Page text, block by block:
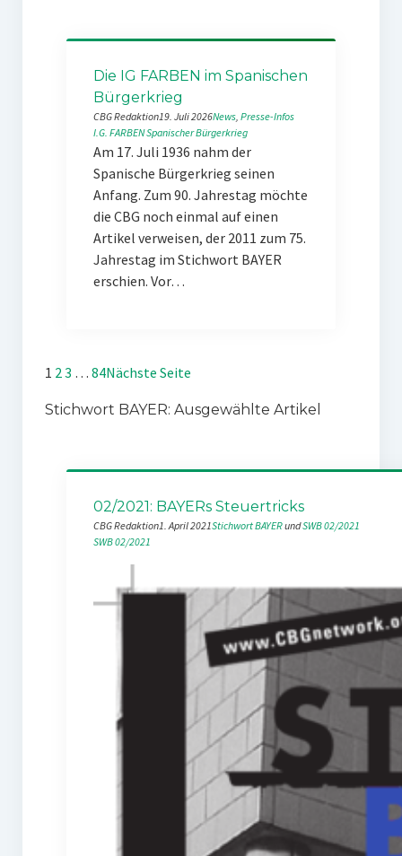
Die IG FARBEN im Spanischen
Bürgerkrieg
CBG Redaktion19. Juli 2026News, Presse-Infos
I.G. FARBENSpanischer Bürgerkrieg
Am 17. Juli 1936 nahm der
Spanische Bürgerkrieg seinen
Anfang. Zum 90. Jahrestag möchte
die CBG noch einmal auf einen
Artikel verweisen, der 2011 zum 75.
Jahrestag im Stichwort BAYER
erschien. Vor…
1 23 … 84Nächste Seite
Stichwort BAYER: Ausgewählte Artikel
02/2021: BAYERs Steuertricks
CBG Redaktion1. April 2021Stichwort BAYER und SWB 02/2021
SWB 02/2021